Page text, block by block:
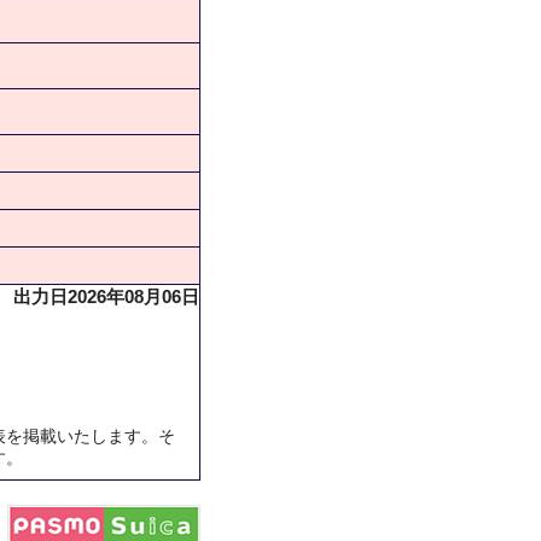
出力日2026年08月06日
掲載いたします。そ